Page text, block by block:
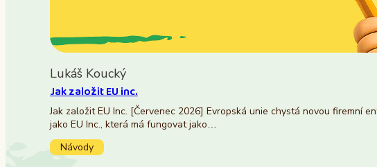
Lukáš Koucký
Jak založit EU inc.
Jak založit EU Inc. [Červenec 2026] Evropská unie chystá novou firemní
jako EU Inc., která má fungovat jako…
Návody